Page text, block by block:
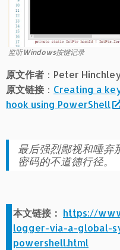
监听Windows按键记录
原文作者 ：Peter
原文链接 ： Creating a
hook using PowerShell
最后强烈鄙视和唾弃
密码的不道德行径。
本文链接： https://
logger-via-a-global-
powershell.html